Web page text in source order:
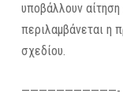
υποβάλλουν
περιλαμβάνεται η
σχεδίου.